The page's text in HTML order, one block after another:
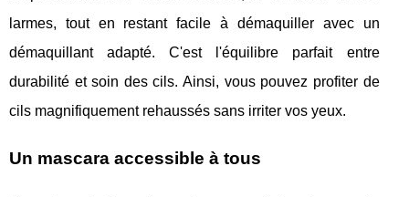
larmes, tout en restant facile à démaquiller avec un
démaquillant adapté. C'est l'équilibre parfait entre
durabilité et soin des cils. Ainsi, vous pouvez profiter de
cils magnifiquement rehaussés sans irriter vos yeux.
Un mascara accessible à tous